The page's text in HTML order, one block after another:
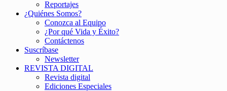
Reportajes
¿Quiénes Somos?
Conozca al Equipo
¿Por qué Vida y Éxito?
Contáctenos
Suscríbase
Newsletter
REVISTA DIGITAL
Revista digital
Ediciones Especiales